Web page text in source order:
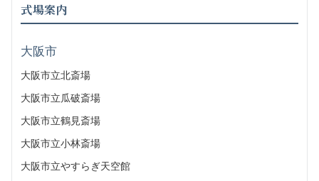
式場案内
大阪市
大阪市立北斎場
大阪市立瓜破斎場
大阪市立鶴見斎場
大阪市立小林斎場
大阪市立やすらぎ天空館